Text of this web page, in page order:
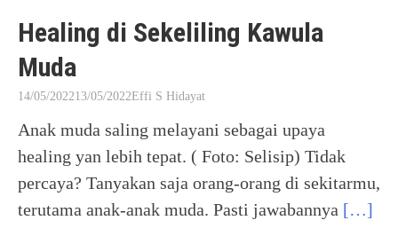
Healing di Sekeliling Kawula
Muda
14/05/202213/05/2022Effi S Hidayat
Anak muda saling melayani sebagai upaya
healing yan lebih tepat. ( Foto: Selisip) Tidak
percaya? Tanyakan saja orang-orang di sekitarmu,
terutama anak-anak muda. Pasti jawabannya […]